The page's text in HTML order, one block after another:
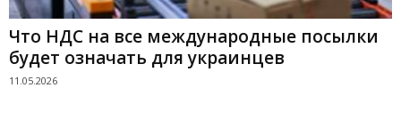
Что НДС на все международные посылки
будет означать для украинцев
11.05.2026